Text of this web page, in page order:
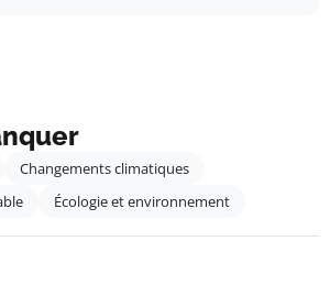
Changements climatiques
Écologie et environnement